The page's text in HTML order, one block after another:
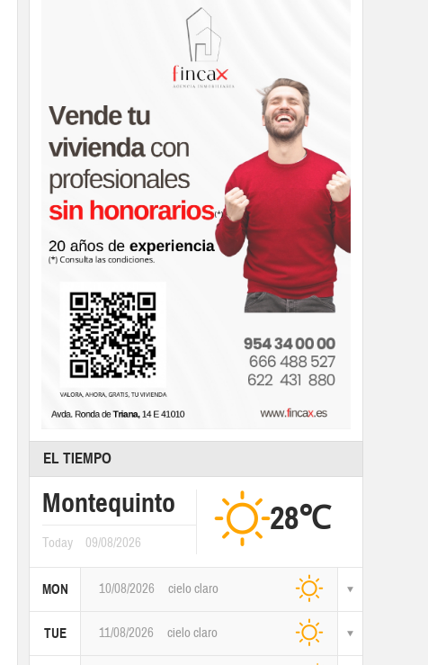
EL TIEMPO
Montequinto
Today 09/08/2026
28℃
MON 10/08/2026 cielo claro
TUE 11/08/2026 cielo claro